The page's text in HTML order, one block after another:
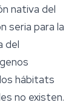
nativa del
seria para la
del
hábitats
no existen.